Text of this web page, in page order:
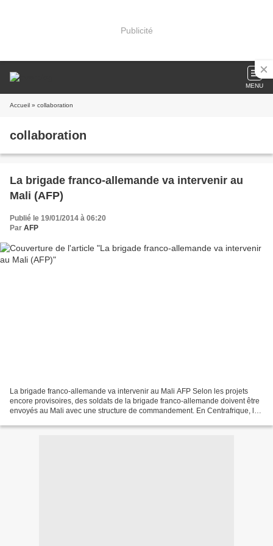
Publicité
MENU
Accueil » collaboration
collaboration
La brigade franco-allemande va intervenir au
Mali (AFP)
Publié le 19/01/2014 à 06:20
Par AFP
La brigade franco-allemande va intervenir au Mali AFP Selon les projets
encore provisoires, des soldats de la brigade franco-allemande doivent être
envoyés au Mali avec une structure de commandement. En Centrafrique, le